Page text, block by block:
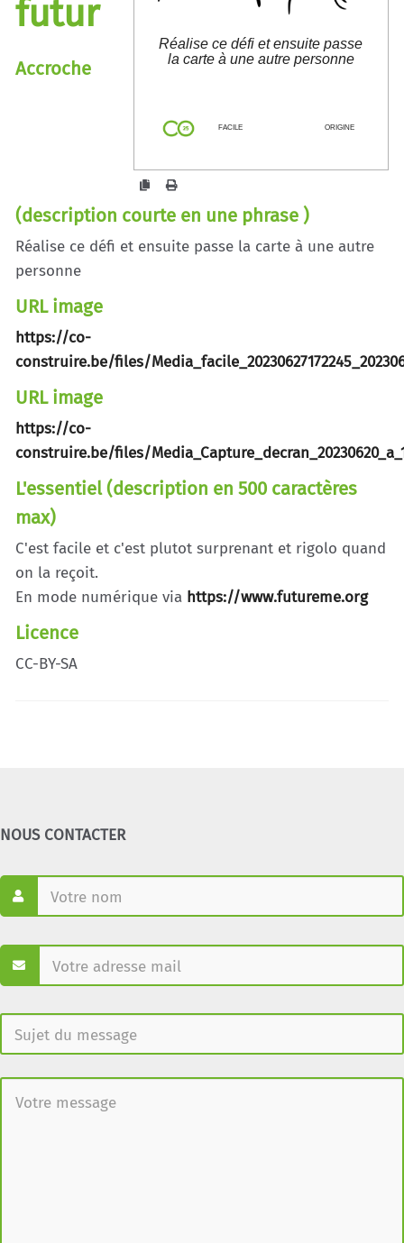
Réalise ce défi et ensuite passe
la carte à une autre personne
FACILE ORIGINE
futur
Accroche
(description courte en une phrase )
Réalise ce défi et ensuite passe la carte à une autre
personne
URL image
https://co-
construire.be/files/
URL image
https://co-
construire.be/files/
L'essentiel (description en 500 caractères
max)
C'est facile et c'est plutot surprenant et rigolo quand
on la reçoit.
En mode numérique via https://www.futureme.org
Licence
CC-BY-SA
NOUS CONTACTER